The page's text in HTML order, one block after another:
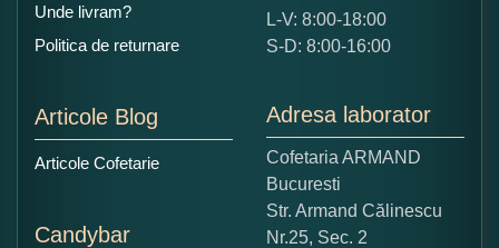
Ce nota acordati acestui produs?
5
Copiati alaturi numarul din imagine:
Unde livram?
Politica de returnare
Articole Blog
Articole Cofetarie
Candybar
L-V: 8:00-18:00
S-D: 8:00-16:00
Adresa laborator
Cofetaria ARMAND
Bucuresti
Str. Armand Călinescu
Nr.25, Sec. 2